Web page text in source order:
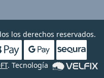
los derechos reservados.
. Tecnología